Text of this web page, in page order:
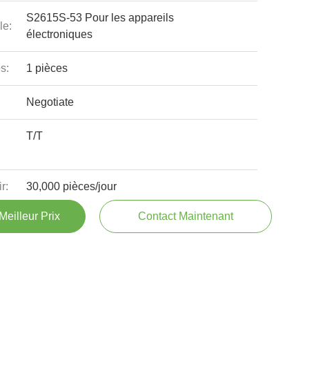
S2615S-53 Pour les appareils
électroniques
1 pièces
Negotiate
T/T
30,000 pièces/jour
Prix Contact Maintenant